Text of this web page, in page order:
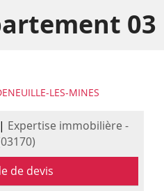
03
LES-MINES
| Expertise immobilière -
de devis